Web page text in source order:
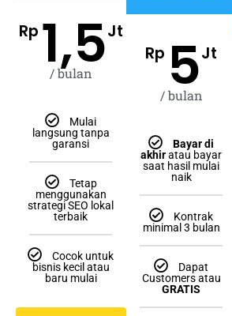
Rp 1,5Jt
/ bulan
Mulai
langsung tanpa
garansi
Tetap
menggunakan
strategi SEO lokal
terbaik
Cocok untuk
bisnis kecil atau
baru mulai
Rp 5Jt
/ bulan
Bayar di
akhiratau bayar
saat hasil mulai
naik
Kontrak
minimal 3 bulan
Dapat
Customers atau
GRATIS